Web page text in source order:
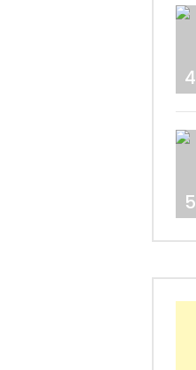
4
5